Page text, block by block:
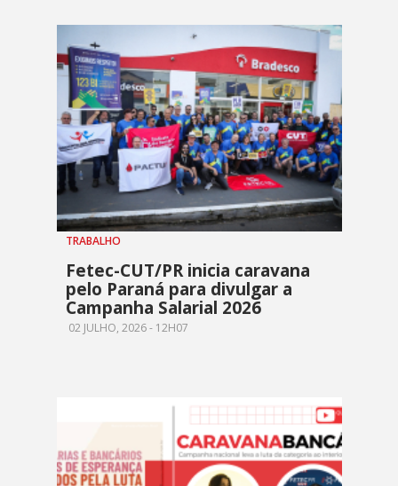
TRABALHO
Fetec-CUT/PR inicia caravana
pelo Paraná para divulgar a
Campanha Salarial 2026
02 JULHO, 2026 - 12H07